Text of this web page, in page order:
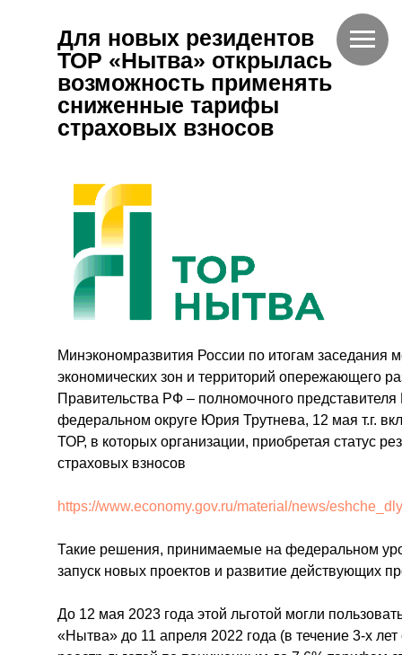
Для новых резидентов
ТОР «Нытва» открылась
возможность применять
сниженные тарифы
страховых взносов
Минэкономразвития России по итогам
экономических зон и территорий опережающего
Правительства РФ – полномочного
федеральном округе Юрия Трутнева, 12 мая т.г.
ТОР, в которых организации, приобретая статус
страховых взносов
https://www.economy.gov.ru/material/news/
Такие решения, принимаемые на федеральном
запуск новых проектов и развитие действующих
До 12 мая 2023 года этой льготой могли
«Нытва» до 11 апреля 2022 года (в течение 3-х